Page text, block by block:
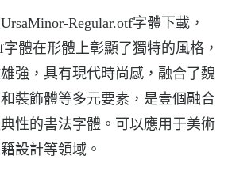
Regular.otf字體下載，
字體在形體上彰顯了獨特的風格，
強，具有現代時尚感，融合了魏
裝飾體等多元要素，是壹個融合
性的書法字體。可以應用于美術
設計等領域。